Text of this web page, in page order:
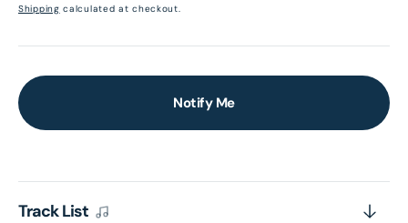
price
Shipping calculated at checkout.
Notify Me
Track List